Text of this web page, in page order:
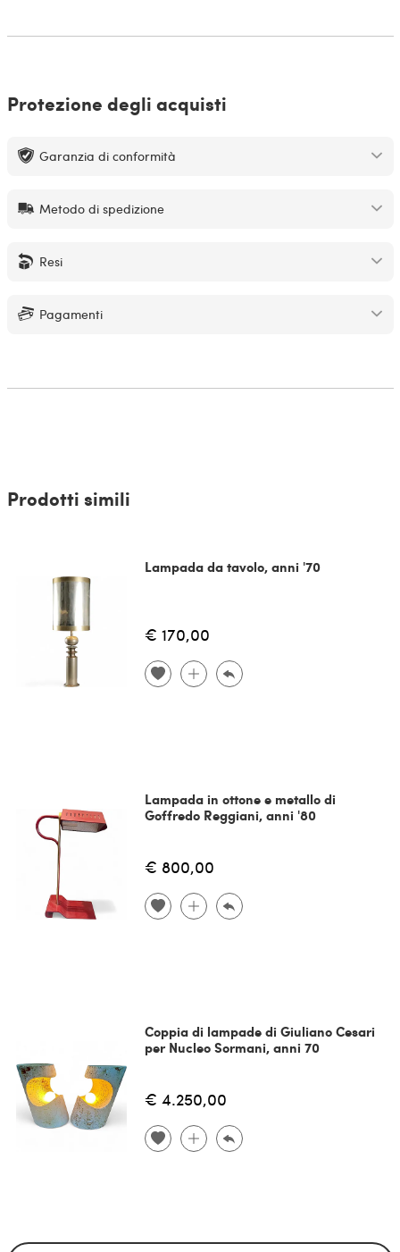
Protezione degli acquisti
Garanzia di conformità
Metodo di spedizione
Resi
Pagamenti
Prodotti simili
Lampada da tavolo, anni '70
€ 170,00
Lampada in ottone e metallo di
Goffredo Reggiani, anni '80
€ 800,00
Coppia di lampade di Giuliano Cesari
per Nucleo Sormani, anni 70
€ 4.250,00